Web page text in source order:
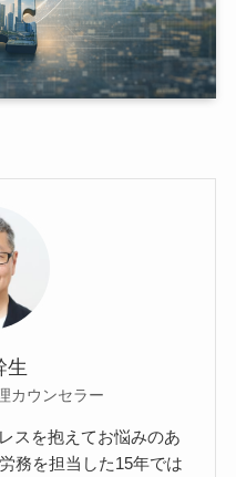
生
カウンセラー
スを抱えてお悩みのあ
務を担当した15年では